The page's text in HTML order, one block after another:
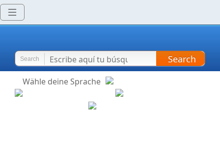
Search Search
Wähle deine Sprache